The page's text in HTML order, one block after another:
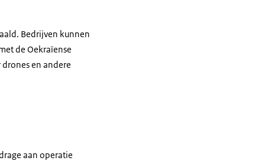
Bedrijven kunnen
de Oekraïense
en andere
aan operatie